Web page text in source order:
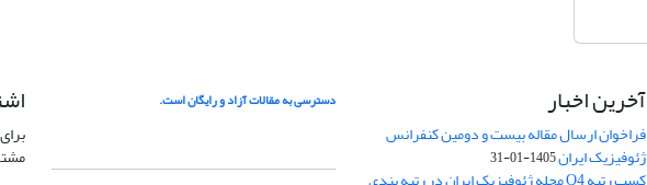
آخرین اخبار
فراخوان ارسال مقاله بیست و دومین کنفرانس
ژئوفیزیک ایران1405-01-31
دسترسی به مقالات آزاد و رایگان است.